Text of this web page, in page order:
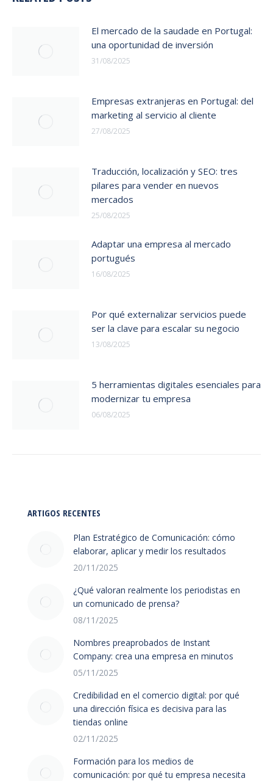
El mercado de la saudade en Portugal:
una oportunidad de inversión
31/08/2025
Empresas extranjeras en Portugal: del
marketing al servicio al cliente
27/08/2025
Traducción, localización y SEO: tres
pilares para vender en nuevos
mercados
25/08/2025
Adaptar una empresa al mercado
portugués
16/08/2025
Por qué externalizar servicios puede
ser la clave para escalar su negocio
13/08/2025
5 herramientas digitales esenciales para
modernizar tu empresa
06/08/2025
ARTIGOS RECENTES
Plan Estratégico de Comunicación: cómo
elaborar, aplicar y medir los resultados
20/11/2025
¿Qué valoran realmente los periodistas en
un comunicado de prensa?
08/11/2025
Nombres preaprobados de Instant
Company: crea una empresa en minutos
05/11/2025
Credibilidad en el comercio digital: por qué
una dirección física es decisiva para las
tiendas online
02/11/2025
Formación para los medios de
comunicación: por qué tu empresa necesita